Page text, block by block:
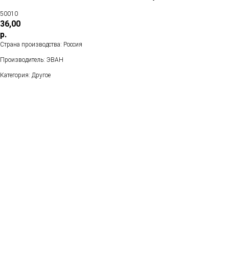
50010
36,00
р.
Страна производства: Россия
Производитель: ЭВАН
Категория: Другое